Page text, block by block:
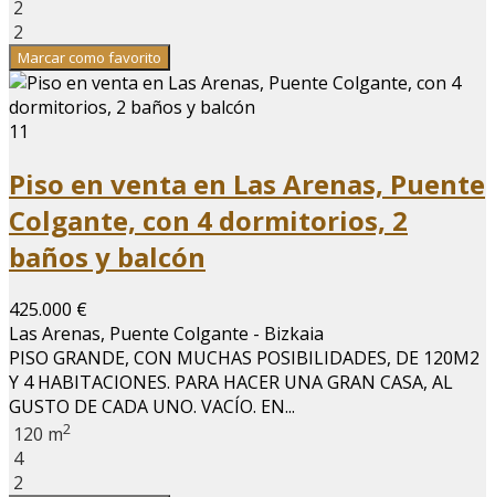
2
2
Marcar como favorito
11
Piso en venta en Las Arenas, Puente
Colgante, con 4 dormitorios, 2
baños y balcón
425.000 €
Las Arenas, Puente Colgante - Bizkaia
PISO GRANDE, CON MUCHAS POSIBILIDADES, DE 120M2
Y 4 HABITACIONES. PARA HACER UNA GRAN CASA, AL
GUSTO DE CADA UNO. VACÍO. EN...
120 m2
4
2